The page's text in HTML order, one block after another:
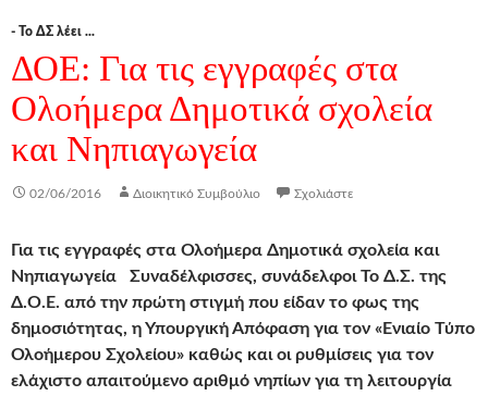
- Το ΔΣ λέει ...
ΔΟΕ: Για τις εγγραφές στα
Ολοήμερα Δημοτικά σχολεία
και Νηπιαγωγεία
02/06/2016 Διοικητικό Συμβούλιο Σχολιάστε
Για τις εγγραφές στα Ολοήμερα Δημοτικά σχολεία και
Νηπιαγωγεία Συναδέλφισσες, συνάδελφοιΤο Δ.Σ. της
Δ.Ο.Ε. από την πρώτη στιγμή που είδαν το φως της
δημοσιότητας, η Υπουργική Απόφαση για τον «Ενιαίο Τύπο
Ολοήμερου Σχολείου» καθώς και οι ρυθμίσεις για τον
ελάχιστο απαιτούμενο αριθμό νηπίων για τη λειτουργία